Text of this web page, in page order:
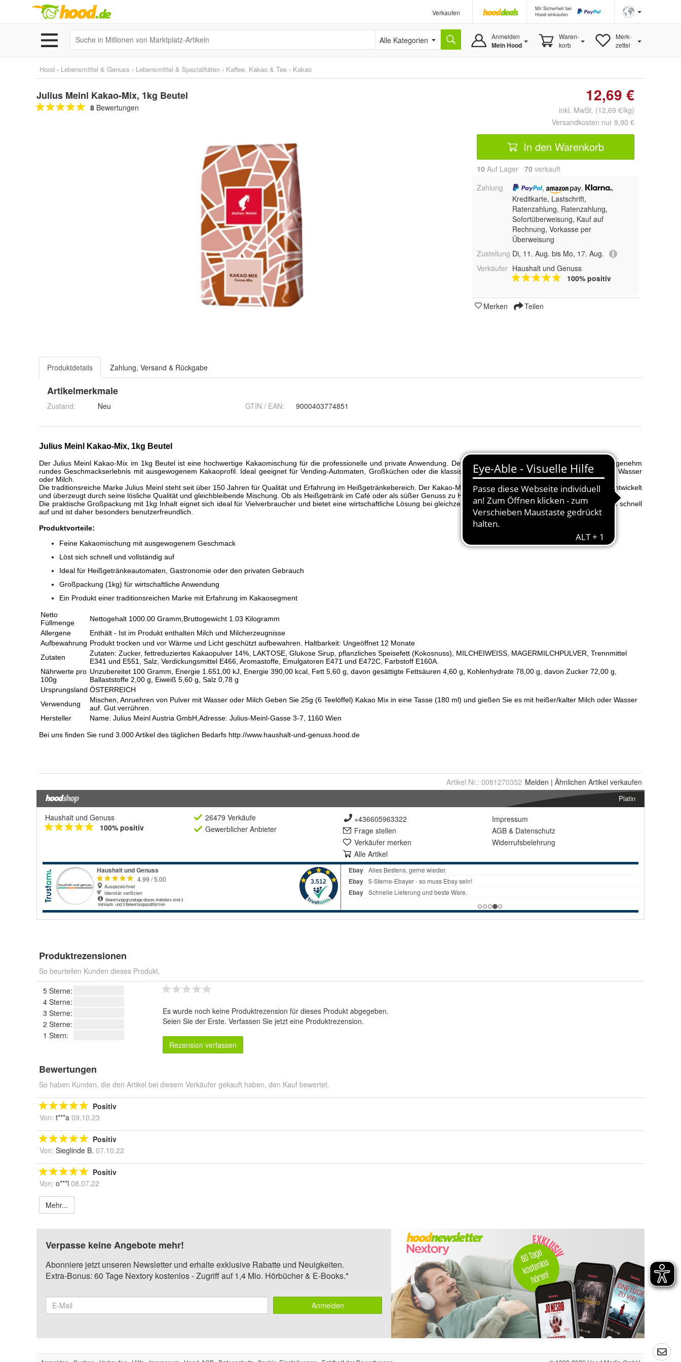
Verkaufen
Mit Sicherheit bei
Hood einkaufen
Alle Kategorien Anmelden
Mein Hood
Waren-
korb
Merk-
zettel
Hood › Lebensmittel & Genuss › Lebensmittel & Spezialitäten › Kaffee, Kakao & Tee › Kakao
Julius Meinl Kakao-Mix, 1kg Beutel
8 Bewertungen
12,69 €
inkl. MwSt. (12,69 €/kg)
Versandkosten nur 9,90 €
In den Warenkorb
10 Auf Lager 70 verkauft
Zahlung
, ,
,
Kreditkarte, Lastschrift,
Ratenzahlung, Ratenzahlung,
Sofortüberweisung, Kauf auf
Rechnung, Vorkasse per
Überweisung
Zustellung Di, 11. Aug. bis Mo, 17. Aug.
Verkäufer Haushalt und Genuss
100% positiv
Merken Teilen
Produktdetails Zahlung, Versand & Rückgabe
Artikelmerkmale
Zustand: Neu GTIN / EAN: 9000403774851
Artikel Nr.: 0081270352 Melden | Ähnlichen Artikel verkaufen
Platin
Haushalt und Genuss
100% positiv
26479 Verkäufe
Gewerblicher Anbieter
+436605963322
Frage stellen
Verkäufer merken
Alle Artikel
Impressum
AGB & Datenschutz
Widerrufsbelehrung
Produktrezensionen
So beurteilen Kunden dieses Produkt.
5 Sterne:
4 Sterne:
3 Sterne:
2 Sterne:
1 Stern:
Es wurde noch keine Produktrezension für dieses Produkt abgegeben.
Seien Sie der Erste. Verfassen Sie jetzt eine Produktrezension.
Rezension verfassen
Bewertungen
So haben Kunden, die den Artikel bei diesem Verkäufer gekauft haben, den Kauf bewertet.
Positiv
Von: t***a 09.10.23
Positiv
Von: Sieglinde B. 07.10.22
Positiv
Von: o***l 08.07.22
Mehr...
Verpasse keine Angebote mehr!
Abonniere jetzt unseren Newsletter und erhalte exklusive Rabatte und Neuigkeiten.
Extra-Bonus: 60 Tage Nextory kostenlos - Zugriff auf 1,4 Mio. Hörbücher & E-Books.*
Anmelden